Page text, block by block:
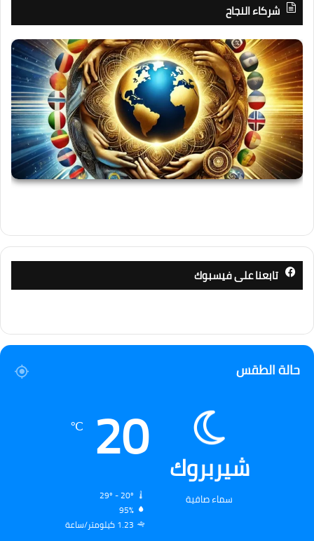
شركاء النجاح
تابعنا على فيسبوك
حالة الطقس
شيربروك
سماء صافية
20
℃
95%
1.23 كيلومتر/ساعة